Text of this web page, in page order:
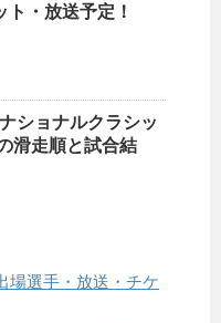
ト・放送予定！
ショナルクラシッ
滑走順と試合結
場選手・放送・チケ